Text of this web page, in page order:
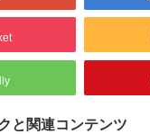
と関連コンテンツ